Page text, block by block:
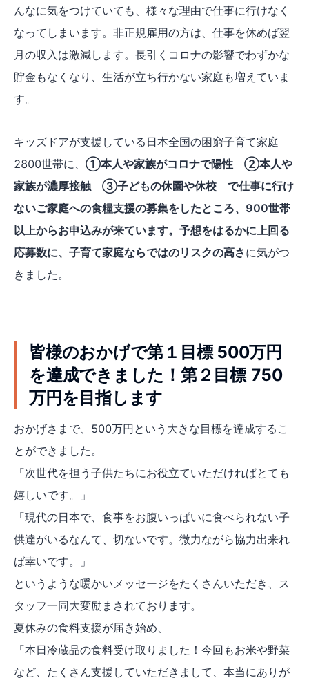
んなに気をつけていても、様々な理由で仕事に行けなく
なってしまいます。非正規雇用の方は、仕事を休めば翌
月の収入は激減します。長引くコロナの影響でわずかな
貯金もなくなり、生活が立ち行かない家庭も増えていま
す。
キッズドアが支援している日本全国の困窮子育て家庭
2800世帯に、 ①本人や家族がコロナで陽性 ②本人や
家族が濃厚接触 ③子どもの休園や休校 で仕事に行け
ないご家庭への食糧支援の募集をしたところ、900世帯
以上からお申込みが来ています。予想をはるかに上回る
応募数に、子育て家庭ならではのリスクの高さに気がつ
きました。
皆様のおかげで第１目標 500万円
を達成できました！第２目標 750
万円を目指します
おかげさまで、500万円という大きな目標を達成するこ
とができました。
「次世代を担う子供たちにお役立ていただければとても
嬉しいです。」
「現代の日本で、食事をお腹いっぱいに食べられない子
供達がいるなんて、切ないです。微力ながら協力出来れ
ば幸いです。」
というような暖かいメッセージをたくさんいただき、ス
タッフ一同大変励まされております。
夏休みの食料支援が届き始め、
「本日冷蔵品の食料受け取りました！今回もお米や野菜
など、たくさん支援していただきまして、本当にありが